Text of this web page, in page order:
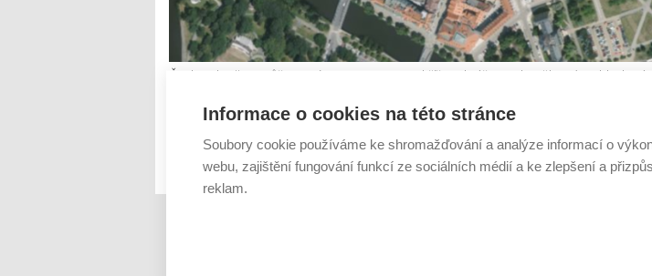
Českou krajinu můžete mít procestovanou křížem krážem, ale některé pohledy
v Ústí nad Labem nebo výsypka v Mostě, se můžete podívat díky následujícím
Číst dál
Informace o cookies na této stránce
Soubory cookie používáme ke shromažďování a analýze informací o
webu, zajištění fungování funkcí ze sociálních médií a ke zlepšení a
reklam.